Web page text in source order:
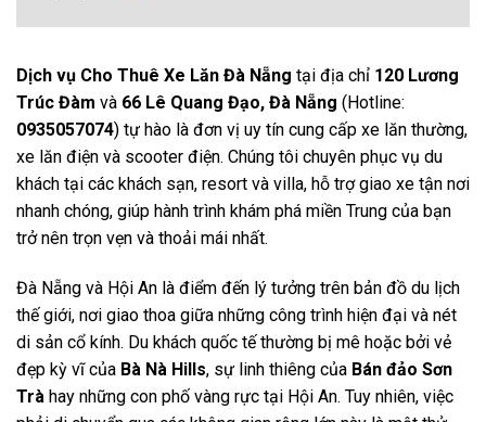
Dịch vụ Cho Thuê Xe Lăn Đà Nẵng tại địa chỉ 120 Lương
Trúc Đàm và 66 Lê Quang Đạo, Đà Nẵng (Hotline:
0935057074) tự hào là đơn vị uy tín cung cấp xe lăn thường,
xe lăn điện và scooter điện. Chúng tôi chuyên phục vụ du
khách tại các khách sạn, resort và villa, hỗ trợ giao xe tận nơi
nhanh chóng, giúp hành trình khám phá miền Trung của bạn
trở nên trọn vẹn và thoải mái nhất.
Đà Nẵng và Hội An là điểm đến lý tưởng trên bản đồ du lịch
thế giới, nơi giao thoa giữa những công trình hiện đại và nét
di sản cổ kính. Du khách quốc tế thường bị mê hoặc bởi vẻ
đẹp kỳ vĩ của Bà Nà Hills, sự linh thiêng của Bán đảo Sơn
Trà hay những con phố vàng rực tại Hội An. Tuy nhiên, việc